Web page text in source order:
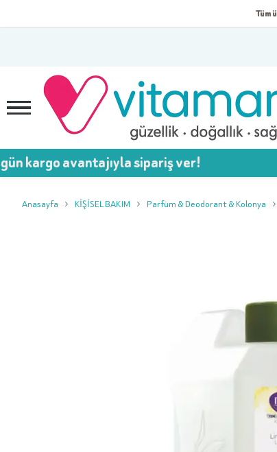
Tüm
avantajıyla sipariş ver!
Anasayfa KİŞİSEL BAKIM Parfüm & Deodorant & Kolonya